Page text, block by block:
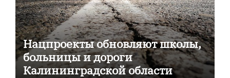
Нацпроекты обновляют школы,
больницы и дороги
Калининградской области